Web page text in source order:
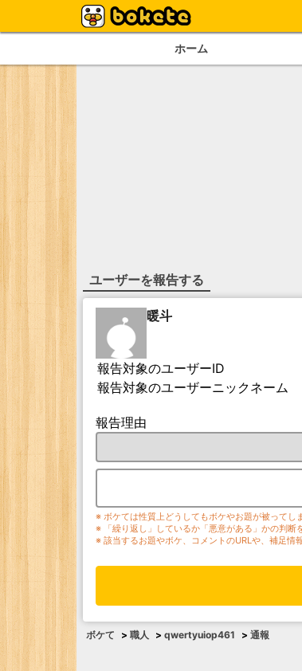
ホーム
ユーザーを報告する
暖斗
報告対象のユーザーID
報告対象のユーザーニックネーム
報告理由
※ ボケては性質上どうしてもボケやお題が被ってし
※ 「繰り返し」しているか「悪意がある」かの判断
※ 該当するお題やボケ、コメントのURLや、補足情
ボケて > 職人 > qwertyuiop461 > 通報